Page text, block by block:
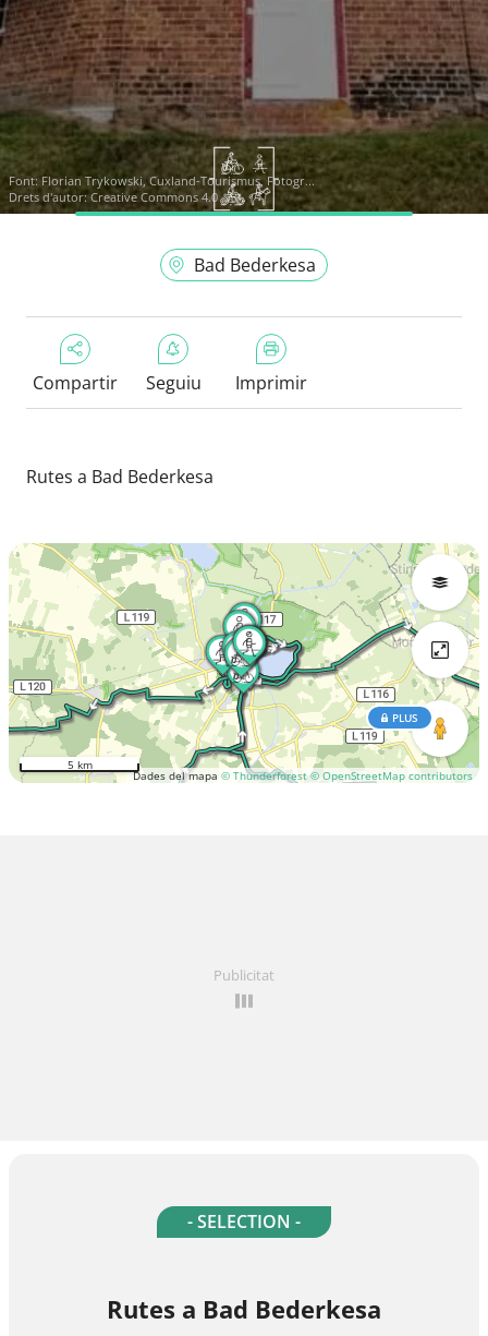
Font: Florian Trykowski, Cuxland-Tourismus, Fotogr...
Drets d'autor: Creative Commons 4.0
Bad Bederkesa
Compartir Seguiu Imprimir
Rutes a Bad Bederkesa
Dades del mapa © Thunderforest © OpenStreetMap contributors
PLUS
5 km
Publicitat
- SELECTION -
Rutes a Bad Bederkesa